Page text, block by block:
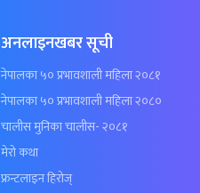
अनलाइनखबर सूची
नेपालका ५० प्रभावशाली महिला २०८१
नेपालका ५० प्रभावशाली महिला २०८०
चालीस मुनिका चालीस- २०८१
मेरो कथा
फ्रन्टलाइन हिरोज्